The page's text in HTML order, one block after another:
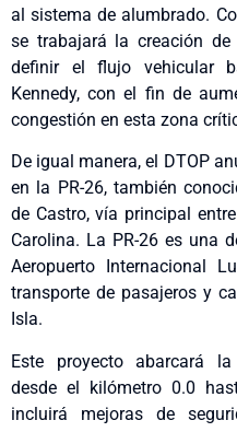
al sistema de alumbrado.
se trabajará la creación
definir el flujo vehicular
Kennedy, con el fin de
congestión en esta zona
De igual manera, el DTOP
en la PR-26, también
de Castro, vía principal
Carolina. La PR-26 es una
Aeropuerto Internacional
transporte de pasajeros y
Isla.
Este proyecto abarcará
desde el kilómetro 0.0
incluirá mejoras de